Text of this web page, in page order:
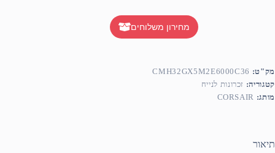
מחירון משלוחים
מק"ט: CMH32GX5M2E6000C36
קטגוריה: זכרונות לנייח
מותג: CORSAIR
תיאור